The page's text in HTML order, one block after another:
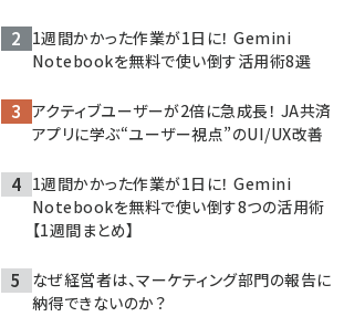
1週間かかった作業が1日に！ Gemini
Notebookを無料で使い倒す活用術8選
アクティブユーザーが2倍に急成長！ JA共済
アプリに学ぶ“ユーザー視点”のUI/UX改善
1週間かかった作業が1日に！ Gemini
Notebookを無料で使い倒す8つの活用術
【1週間まとめ】
なぜ経営者は、マーケティング部門の報告に
納得できないのか？